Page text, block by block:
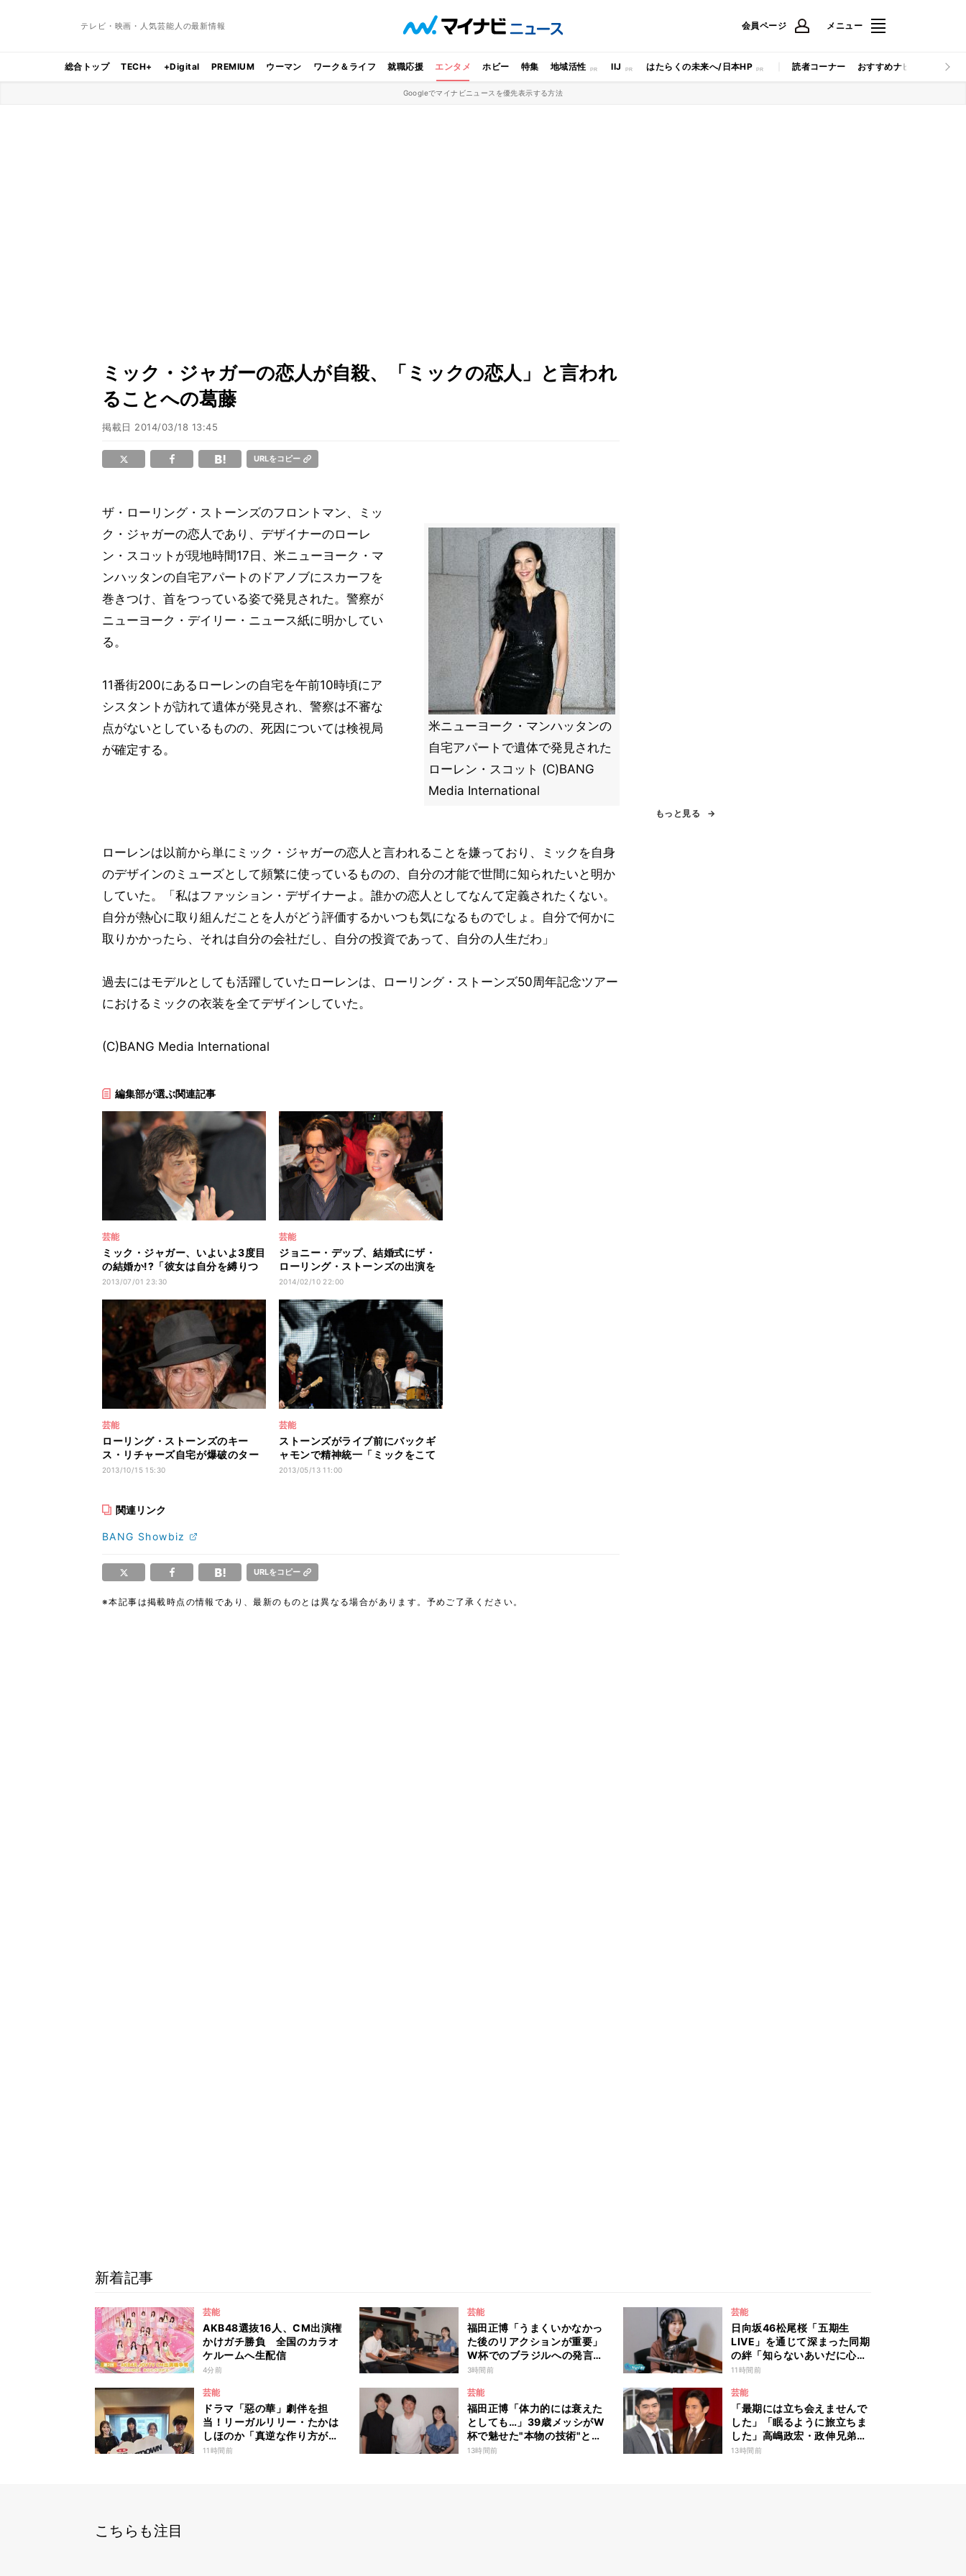
テレビ・映画・人気芸能人の最新情報 会員ページ メニュー
総合トップ TECH+ +Digital PREMIUM ウーマン ワーク＆ライフ 就職応援 エンタメ ホビー 特集 地域活性 IIJ はたらくの未来へ/日本HP 読者コーナー おすすめナビ マイナビ
Googleでマイナビニュースを優先表示する方法
ミック・ジャガーの恋人が自殺、「ミックの恋人」と言われ
ることへの葛藤
掲載日 2014/03/18 13:45
URLをコピー
米ニューヨーク・マンハッタンの
自宅アパートで遺体で発見された
ローレン・スコット (C)BANG
Media International
ザ・ローリング・ストーンズのフロントマン、ミッ
ク・ジャガーの恋人であり、デザイナーのローレ
ン・スコットが現地時間17日、米ニューヨーク・マ
ンハッタンの自宅アパートのドアノブにスカーフを
巻きつけ、首をつっている姿で発見された。警察が
ニューヨーク・デイリー・ニュース紙に明かしてい
る。
11番街200にあるローレンの自宅を午前10時頃にア
シスタントが訪れて遺体が発見され、警察は不審な
点がないとしているものの、死因については検視局
が確定する。
ローレンは以前から単にミック・ジャガーの恋人と言われることを嫌っており、ミックを自身
のデザインのミューズとして頻繁に使っているものの、自分の才能で世間に知られたいと明か
していた。「私はファッション・デザイナーよ。誰かの恋人としてなんて定義されたくない。
自分が熱心に取り組んだことを人がどう評価するかいつも気になるものでしょ。自分で何かに
取りかかったら、それは自分の会社だし、自分の投資であって、自分の人生だわ」
過去にはモデルとしても活躍していたローレンは、ローリング・ストーンズ50周年記念ツアー
におけるミックの衣装を全てデザインしていた。
(C)BANG Media International
編集部が選ぶ関連記事
芸能
ミック・ジャガー、いよいよ3度目
の結婚か!?「彼女は自分を縛りつ
けない」
2013/07/01 23:30
芸能
ジョニー・デップ、結婚式にザ・
ローリング・ストーンズの出演を
熱望する
2014/02/10 22:00
芸能
ローリング・ストーンズのキー
ス・リチャーズ自宅が爆破のター
ゲットにされる
2013/10/15 15:30
芸能
ストーンズがライブ前にバックギ
ャモンで精神統一「ミックをこて
んぱんにする」
2013/05/13 11:00
関連リンク
BANG Showbiz
URLをコピー
※本記事は掲載時点の情報であり、最新のものとは異なる場合があります。予めご了承ください。
もっと見る
新着記事
芸能
AKB48選抜16人、CM出演権
かけガチ勝負 全国のカラオ
ケルームへ生配信
4分前
芸能
福田正博「うまくいかなかっ
た後のリアクションが重要」
W杯でのブラジルへの発言が
波紋を呼んだ塩貝健人に今後
3時間前
芸能
日向坂46松尾桜「五期生
LIVE」を通じて深まった同期
の絆「知らないあいだに心の
距離が…」
11時間前
芸能
ドラマ「惡の華」劇伴を担
当！リーガルリリー・たかは
しほのか「真逆な作り方が面
白かった」最新曲「コニファ
11時間前
芸能
福田正博「体力的には衰えた
としても…」39歳メッシがW
杯で魅せた"本物の技術"と
は？
13時間前
芸能
「最期には立ち会えませんで
した」「眠るように旅立ちま
した」高嶋政宏・政伸兄弟、
94歳で亡くなった元宝塚歌劇
13時間前
こちらも注目